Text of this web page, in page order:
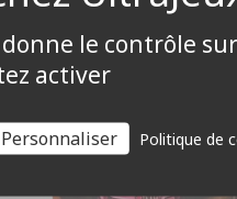
Dragon Shield Sleeves
Magenta - par 60
le contrôle
activer
Personnaliser Politique de